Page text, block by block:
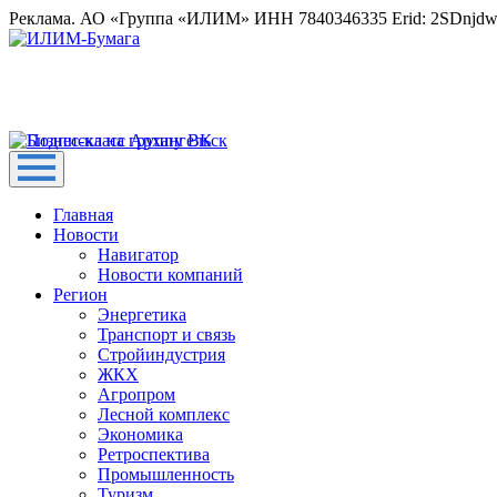
Реклама. АО «Группа «ИЛИМ» ИНН 7840346335 Erid:
Главная
Новости
Навигатор
Новости компаний
Регион
Энергетика
Транспорт и связь
Стройиндустрия
ЖКХ
Агропром
Лесной комплекс
Экономика
Ретроспектива
Промышленность